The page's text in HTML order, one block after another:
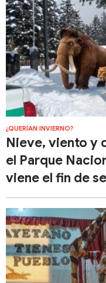
¿QUERÍAN INVIERNO?
Nieve, viento y
el Parque
viene el fin de